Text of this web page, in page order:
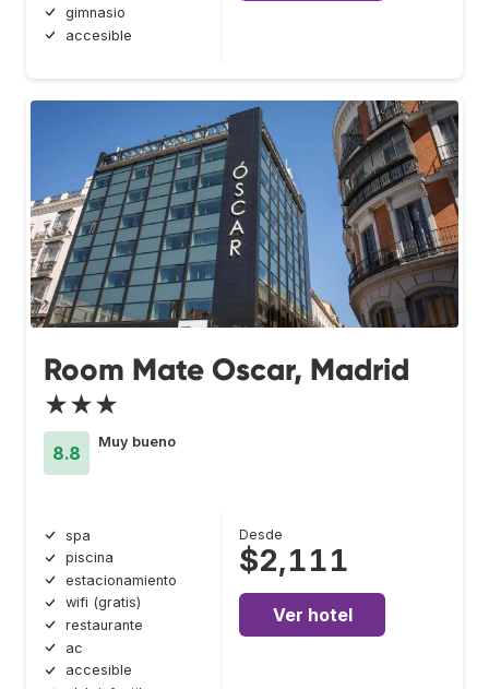
gimnasio
accesible
Room Mate Oscar, Madrid
★★★
8.8
Muy bueno
spa
piscina
estacionamiento
wifi (gratis)
restaurante
ac
accesible
Desde
$2,111
Ver hotel